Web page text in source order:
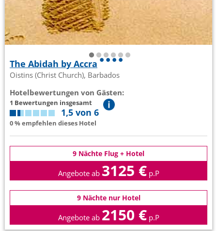
The Abidah by Accra
Oistins (Christ Church), Barbados
Hotelbewertungen von Gästen:
1 Bewertungen insgesamt
1,5 von 6
0 % empfehlen dieses Hotel
9 Nächte Flug + Hotel
Angebote ab 3125 € p.P
9 Nächte nur Hotel
Angebote ab 2150 € p.P